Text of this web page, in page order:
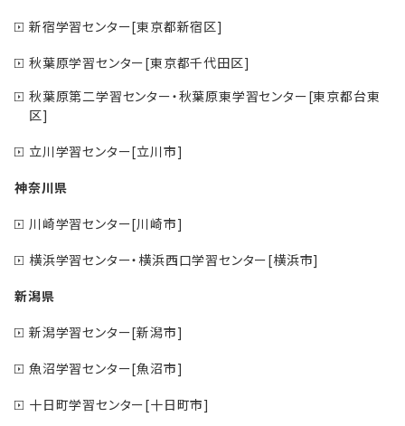
新宿学習センター[東京都新宿区]
秋葉原学習センター[東京都千代田区]
秋葉原第二学習センター・秋葉原東学習センター[東京都台東
区]
立川学習センター[立川市]
神奈川県
川崎学習センター[川崎市]
横浜学習センター・横浜西口学習センター[横浜市]
新潟県
新潟学習センター[新潟市]
魚沼学習センター[魚沼市]
十日町学習センター[十日町市]